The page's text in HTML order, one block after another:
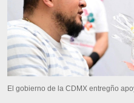
El gobierno de la CDMX entregño